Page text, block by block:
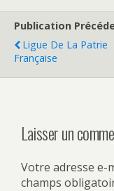
Publication
Ligue De La Patrie
Française
Laisser un
Votre adresse e-
champs